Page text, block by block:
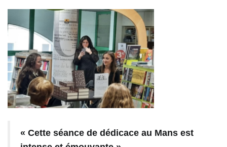
« Cette séance de dédicace au Mans est